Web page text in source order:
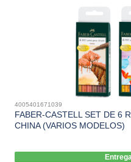
4005401671039
FABER-CASTELL SET DE 6
CHINA (VARIOS MODELOS)